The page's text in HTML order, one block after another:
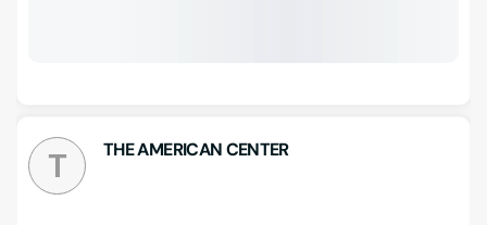
T THE AMERICAN CENTER